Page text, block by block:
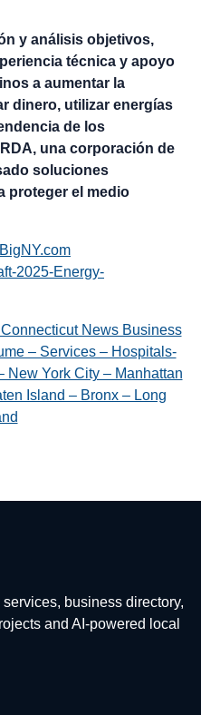
y análisis objetivos,
técnica y apoyo
a aumentar la
dinero, utilizar energías
de los
una corporación de
soluciones
proteger el medio
2025-Energy-
News Business
– Services – Hospitals-
New York City – Manhattan
Island – Bronx – Long
business directory,
and AI-powered local